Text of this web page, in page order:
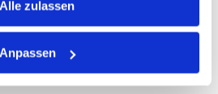
Alle zulassen
Anpassen